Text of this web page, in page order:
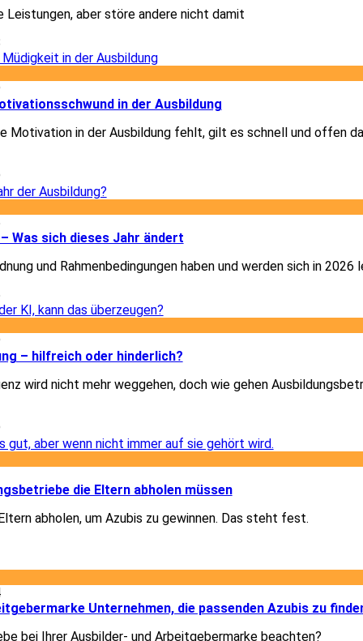
Leistungen, aber störe andere nicht damit
in der Ausbildung
Motivation in der Ausbildung fehlt, gilt es schnell und offen
Was sich dieses Jahr ändert
und Rahmenbedingungen haben und werden sich in 2026
– hilfreich oder hinderlich?
wird nicht mehr weggehen, doch wie gehen
die Eltern abholen müssen
abholen, um Azubis zu gewinnen. Das steht fest.
Unternehmen, die passenden Azubis zu
bei Ihrer Ausbilder- und Arbeitgebermarke beachten?